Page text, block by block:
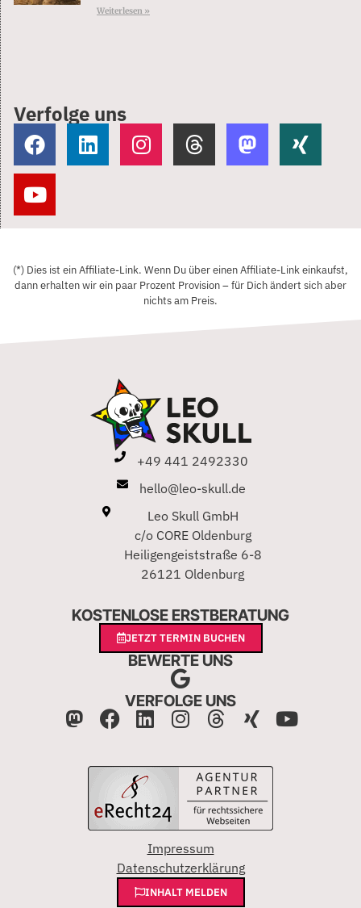
Weiterlesen »
Verfolge uns
(*) Dies ist ein Affiliate-Link. Wenn Du über einen Affiliate-Link einkaufst,
dann erhalten wir ein paar Prozent Provision – für Dich ändert sich aber
nichts am Preis.
+49 441 2492330
hello@leo-skull.de
Leo Skull GmbH
c/o CORE Oldenburg
Heiligengeiststraße 6-8
26121 Oldenburg
KOSTENLOSE ERSTBERATUNG
JETZT TERMIN BUCHEN
BEWERTE UNS
VERFOLGE UNS
Impressum
Datenschutzerklärung
INHALT MELDEN